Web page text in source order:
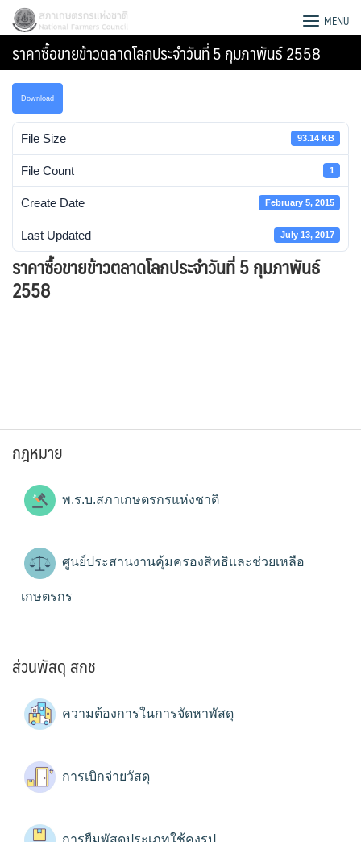
Skip
content
สภาเกษตรกรแห่งชาติ MENU
ราคาซื้อขายข้าวตลาดโลกประจำวันที่ 5 กุมภาพันธ์ 2558
Download
File Size 93.14 KB
File Count 1
Create Date February 5, 2015
Last Updated July 13, 2017
ราคาซื้อขายข้าวตลาดโลกประจำวันที่ 5 กุมภาพันธ์
2558
กฎหมาย
พ.ร.บ.สภาเกษตรกรแห่งชาติ
ศูนย์ประสานงานคุ้มครองสิทธิและช่วยเหลือ
เกษตรกร
ส่วนพัสดุ สกช
ความต้องการในการจัดหาพัสดุ
การเบิกจ่ายวัสดุ
การยืมพัสดุประเภทใช้คงรูป